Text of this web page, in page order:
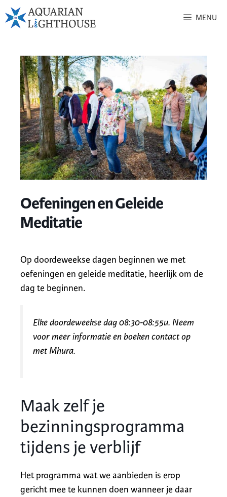
MENU
Oefeningen en Geleide
Meditatie
Op doordeweekse dagen beginnen we met
oefeningen en geleide meditatie, heerlijk om de
dag te beginnen.
Elke doordeweekse dag 08:30-08:55u. Neem
voor meer informatie en boeken contact op
met Mhura.
Maak zelf je
bezinningsprogramma
tijdens je verblijf
Het programma wat we aanbieden is erop
gericht mee te kunnen doen wanneer je daar